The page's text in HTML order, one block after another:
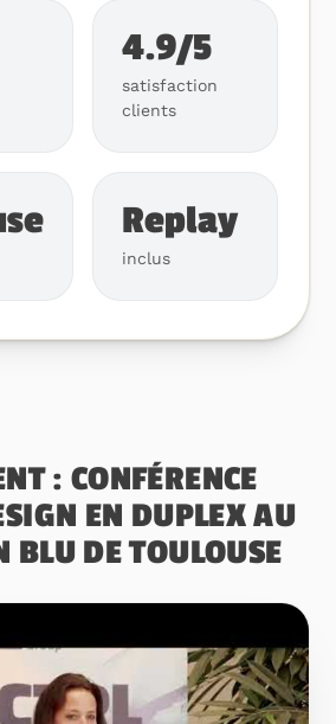
4.9/5
satisfaction
clients
Replay
inclus
: CONFÉRENCE
EN DUPLEX AU
BLU DE TOULOUSE